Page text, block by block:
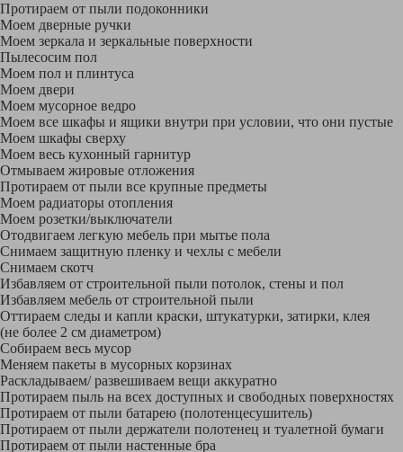
Протираем от пыли подоконники
Моем дверные ручки
Моем зеркала и зеркальные поверхности
Пылесосим пол
Моем пол и плинтуса
Моем двери
Моем мусорное ведро
Моем все шкафы и ящики внутри при условии, что они пустые
Моем шкафы сверху
Моем весь кухонный гарнитур
Отмываем жировые отложения
Протираем от пыли все крупные предметы
Моем радиаторы отопления
Моем розетки/выключатели
Отодвигаем легкую мебель при мытье пола
Снимаем защитную пленку и чехлы с мебели
Снимаем скотч
Избавляем от строительной пыли потолок, стены и пол
Избавляем мебель от строительной пыли
Оттираем следы и капли краски, штукатурки, затирки, клея
(не более 2 см диаметром)
Собираем весь мусор
Меняем пакеты в мусорных корзинах
Раскладываем/ развешиваем вещи аккуратно
Протираем пыль на всех доступных и свободных поверхностях
Протираем от пыли батарею (полотенцесушитель)
Протираем от пыли держатели полотенец и туалетной бумаги
Протираем от пыли настенные бра